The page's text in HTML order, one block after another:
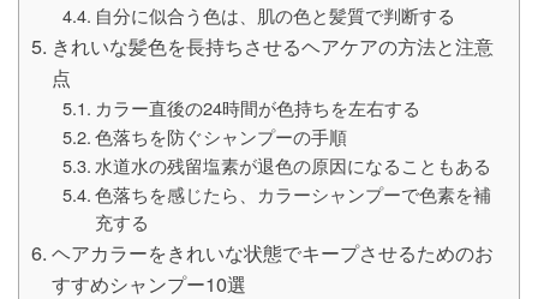
自分に似合う色は、肌の色と髪質で判断する
きれいな髪色を長持ちさせるヘアケアの方法と注意
点
カラー直後の24時間が色持ちを左右する
色落ちを防ぐシャンプーの手順
水道水の残留塩素が退色の原因になることもある
色落ちを感じたら、カラーシャンプーで色素を補
充する
ヘアカラーをきれいな状態でキープさせるためのお
すすめシャンプー10選